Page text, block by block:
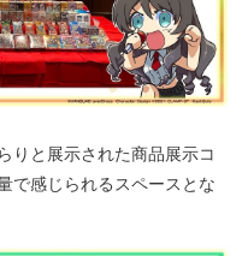
りと展示された商品展示コ
で感じられるスペースとな